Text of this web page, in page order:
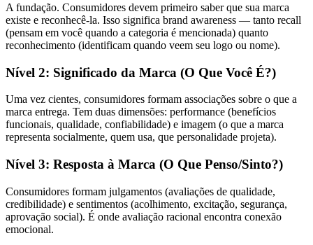
A fundação. Consumidores devem primeiro saber que sua marca
existe e reconhecê-la. Isso significa brand awareness — tanto recall
(pensam em você quando a categoria é mencionada) quanto
reconhecimento (identificam quando veem seu logo ou nome).
Nível 2: Significado da Marca (O Que Você É?)
Uma vez cientes, consumidores formam associações sobre o que a
marca entrega. Tem duas dimensões: performance (benefícios
funcionais, qualidade, confiabilidade) e imagem (o que a marca
representa socialmente, quem usa, que personalidade projeta).
Nível 3: Resposta à Marca (O Que Penso/Sinto?)
Consumidores formam julgamentos (avaliações de qualidade,
credibilidade) e sentimentos (acolhimento, excitação, segurança,
aprovação social). É onde avaliação racional encontra conexão
emocional.